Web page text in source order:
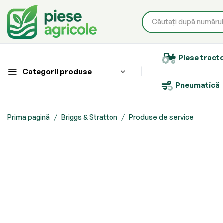
Categorii produse
Piese
Pneumatică
Prima pagină Briggs & Stratton Produse de service